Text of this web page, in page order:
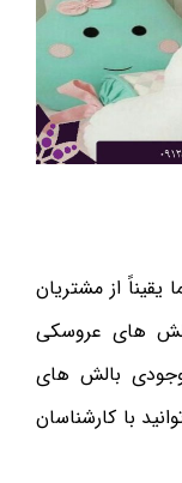
یقیناً از مشتریان
های عروسکی
بالش های
با کارشناسان